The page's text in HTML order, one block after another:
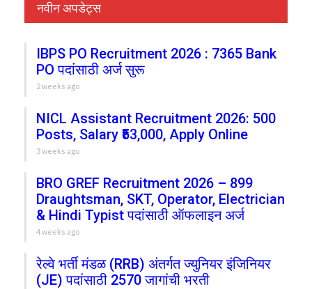
नवीन अपडेट्स
IBPS PO Recruitment 2026 : 7365 Bank
PO पदांसाठी अर्ज सुरू
2 weeks ago
NICL Assistant Recruitment 2026: 500
Posts, Salary ₹53,000, Apply Online
3 weeks ago
BRO GREF Recruitment 2026 – 899
Draughtsman, SKT, Operator, Electrician
& Hindi Typist पदांसाठी ऑफलाइन अर्ज
4 weeks ago
रेल्वे भर्ती मंडळ (RRB) अंतर्गत ज्युनियर इंजिनियर
(JE) पदांसाठी 2570 जागांची भरती